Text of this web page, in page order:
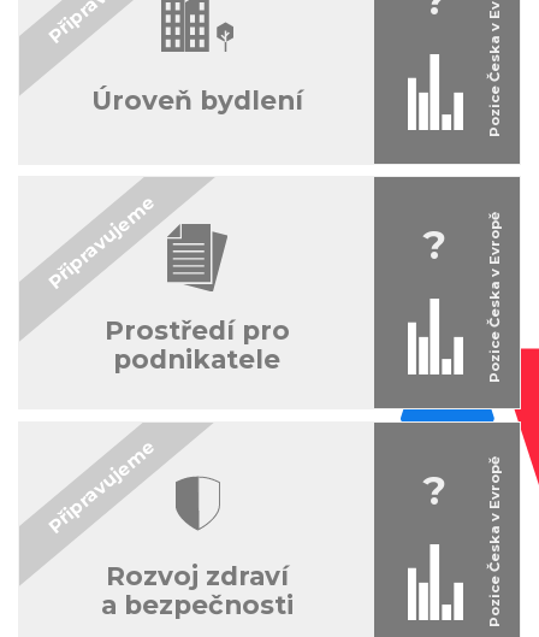
Úroveň bydlení
Prostředí pro
podnikatele
?
Rozvoj zdraví
a bezpečnosti
?